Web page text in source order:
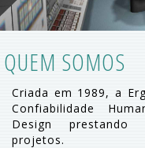
QUEM SOMOS
Criada em 1989, a
Confiabilidade
Design prestando
projetos.